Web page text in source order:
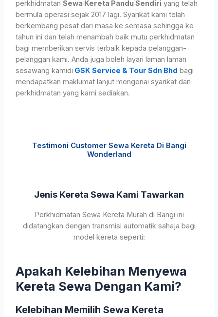
perkhidmatanSewa Kereta Pandu Sendiri yang telah
bermula operasi sejak 2017 lagi. Syarikat kami telah
berkembang pesat dari masa ke semasa sehingga ke
tahun ini dan telah menambah baik mutu perkhidmatan
bagi memberikan servis terbaik kepada pelanggan-
pelanggan kami. Anda juga boleh layari laman laman
sesawang kamidi GSK Service & Tour Sdn Bhd bagi
mendapatkan maklumat lanjut mengenai syarikat dan
perkhidmatan yang kami sediakan.
Testimoni Customer Sewa Kereta Di Bangi
Wonderland
Jenis Kereta Sewa Kami Tawarkan
Perkhidmatan Sewa Kereta Murah di Bangi ini
didatangkan dengan transmisi automatik sahaja bagi
model kereta seperti:
Apakah Kelebihan Menyewa
Kereta Sewa Dengan Kami?
Kelebihan Memilih Sewa Kereta